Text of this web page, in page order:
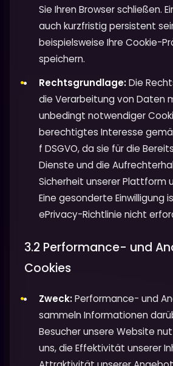
Sie Ihren Browser schließen.
auch kurzfristig persistent
beispielsweise Ihre Cookie-
speichern.
Rechtsgrundlage:Die
die Verarbeitung von Daten
unbedingt notwendiger
berechtigtes Interesse
f DSGVO, da sie für die
Dienste und die
Sicherheit unserer Plattform
Eine gesonderte Einwilligung
ePrivacy-Richtlinie nicht
3.2 Performance- und
Cookies
Zweck:Performance- und
sammeln Informationen
Besucher unsere Website
uns, die Effektivität unserer